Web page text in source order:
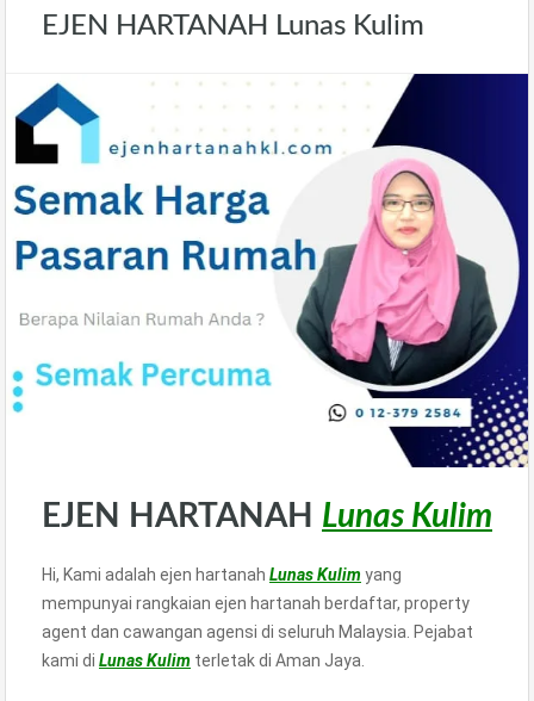
EJEN HARTANAH Lunas Kulim
EJEN HARTANAH Lunas Kulim
Hi, Kami adalah ejen hartanah Lunas Kulim yang
mempunyai rangkaian ejen hartanah berdaftar, property
agent dan cawangan agensi di seluruh Malaysia. Pejabat
kami di Lunas Kulim terletak di Aman Jaya.